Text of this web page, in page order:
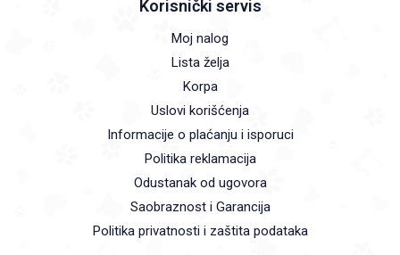
Korisnički servis
Moj nalog
Lista želja
Korpa
Uslovi korišćenja
Informacije o plaćanju i isporuci
Politika reklamacija
Odustanak od ugovora
Saobraznost i Garancija
Politika privatnosti i zaštita podataka